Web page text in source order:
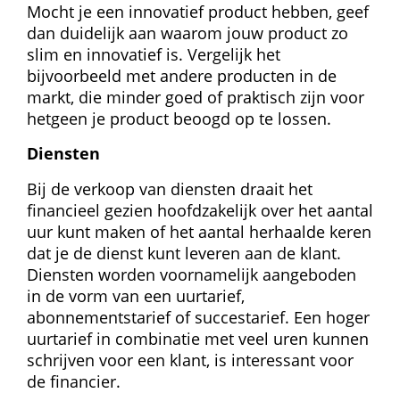
Mocht je een innovatief product hebben, geef
dan duidelijk aan waarom jouw product zo
slim en innovatief is. Vergelijk het
bijvoorbeeld met andere producten in de
markt, die minder goed of praktisch zijn voor
hetgeen je product beoogd op te lossen.
Diensten
Bij de verkoop van diensten draait het
financieel gezien hoofdzakelijk over het aantal
uur kunt maken of het aantal herhaalde keren
dat je de dienst kunt leveren aan de klant.
Diensten worden voornamelijk aangeboden
in de vorm van een uurtarief,
abonnementstarief of succestarief. Een hoger
uurtarief in combinatie met veel uren kunnen
schrijven voor een klant, is interessant voor
de financier.